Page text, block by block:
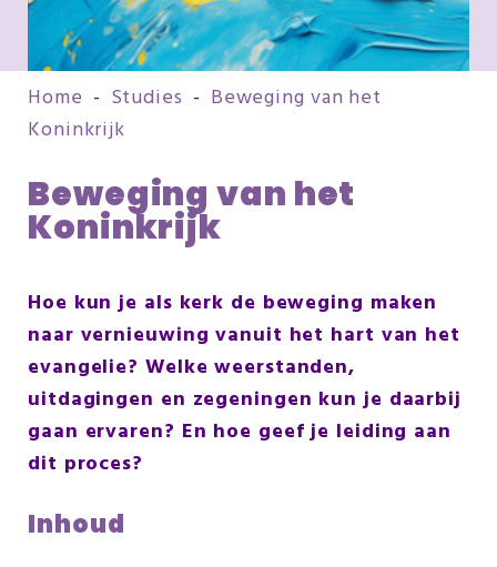
Home - Studies - Beweging van het
Koninkrijk
Beweging van het
Koninkrijk
Hoe kun je als kerk de beweging maken
naar vernieuwing vanuit het hart van het
evangelie? Welke weerstanden,
uitdagingen en zegeningen kun je daarbij
gaan ervaren? En hoe geef je leiding aan
dit proces?
Inhoud